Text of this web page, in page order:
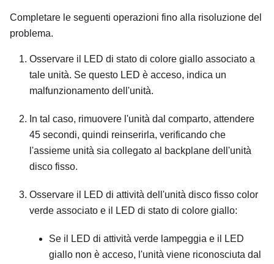
Completare le seguenti operazioni fino alla risoluzione del
problema.
Osservare il LED di stato di colore giallo associato a
tale unità. Se questo LED è acceso, indica un
malfunzionamento dell'unità.
In tal caso, rimuovere l'unità dal comparto, attendere
45 secondi, quindi reinserirla, verificando che
l'assieme unità sia collegato al backplane dell'unità
disco fisso.
Osservare il LED di attività dell'unità disco fisso color
verde associato e il LED di stato di colore giallo:
Se il LED di attività verde lampeggia e il LED
giallo non è acceso, l'unità viene riconosciuta dal